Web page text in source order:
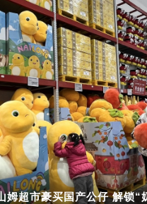
姆超市豪买国产公仔 解锁“